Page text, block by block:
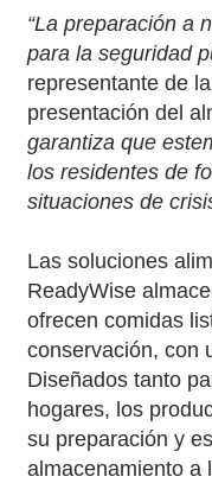
“La preparación a
para la seguridad
representante de
presentación del
garantiza que
los residentes de
situaciones de
Las soluciones
ReadyWise
ofrecen comidas
conservación, con
Diseñados tanto
hogares, los
su preparación y
almacenamiento a